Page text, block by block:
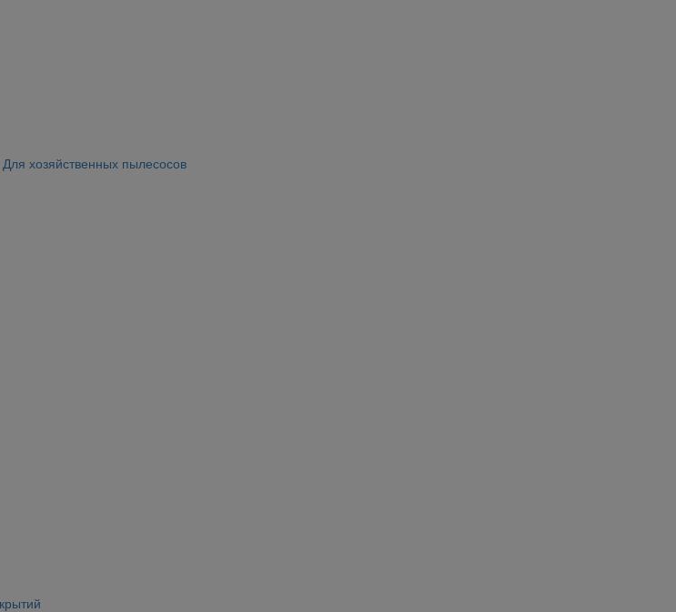
Для хозяйственных пылесосов